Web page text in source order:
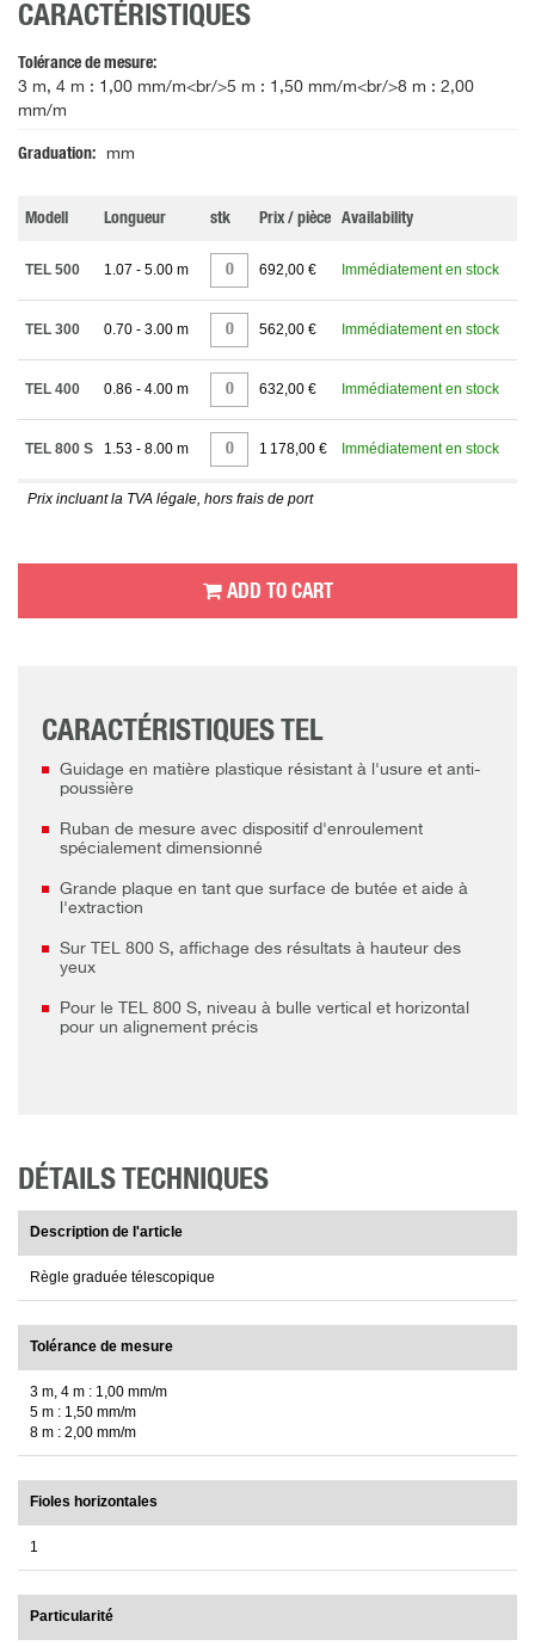
CARACTÉRISTIQUES
Tolérance de mesure
3 m, 4 m : 1,00 mm/m<br/>5 m : 1,50 mm/m<br/>8 m : 2,00
mm/m
Graduation mm
Modell Longueur stk Prix / pièce Availability
TEL 500 1.07 - 5.00 m 692,00 € Immédiatement en stock
TEL 300 0.70 - 3.00 m 562,00 € Immédiatement en stock
TEL 400 0.86 - 4.00 m 632,00 € Immédiatement en stock
TEL 800 S 1.53 - 8.00 m 1 178,00 € Immédiatement en stock
Prix incluant la TVA légale, hors frais de port
ADD TO CART
CARACTÉRISTIQUES TEL
Guidage en matière plastique résistant à l'usure et anti-
poussière
Ruban de mesure avec dispositif d'enroulement
spécialement dimensionné
Grande plaque en tant que surface de butée et aide à
l'extraction
Sur TEL 800 S, affichage des résultats à hauteur des
yeux
Pour le TEL 800 S, niveau à bulle vertical et horizontal
pour un alignement précis
DÉTAILS TECHNIQUES
Description de l'article
Règle graduée télescopique
Tolérance de mesure
3 m, 4 m : 1,00 mm/m
5 m : 1,50 mm/m
8 m : 2,00 mm/m
Fioles horizontales
1
Particularité